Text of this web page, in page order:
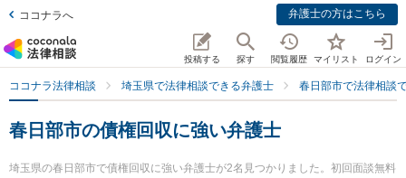
ココナラへ 弁護士の方はこちら
投稿する 探す 閲覧履歴 マイリスト ログイン
ココナラ法律相談 埼玉県で法律相談できる弁護士 春日部市で法律相談
春日部市の債権回収に強い弁護士
埼玉県の春日部市で債権回収に強い弁護士が2名見つかりました。初回面談無料